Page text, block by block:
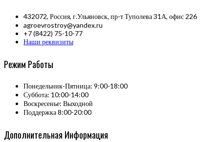
432072, Россия, г.Ульяновск, пр-т Туполева 31А, офис 226
agroevrostroy@yandex.ru
+7 (8422) 75-10-77
Наши реквизиты
Режим Работы
Понедельник-Пятница: 9:00-18:00
Суббота: 10:00-14:00
Воскресенье: Выходной
Поддержка 8:00-20:00
Дополнительная Информация